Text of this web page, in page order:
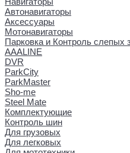
Автонавигаторы
Аксессуары
Мотонавигаторы
Парковка и Контроль слепых
AAALINE
DVR
ParkCity
ParkMaster
Sho-me
Steel Mate
Комплектующие
Контроль шин
Для грузовых
Для легковых